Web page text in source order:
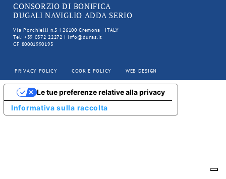
CONSORZIO DI BONIFICA
DUGALI NAVIGLIO ADDA SERIO
Via Ponchielli n.5 | 26100 Cremona - ITALY
Tel: +39 0372 22272 | info@dunas.it
CF 80001990193
PRIVACY POLICY COOKIE POLICY WEB DESIGN
Informativa sulla raccolta
Le tue preferenze relative alla privacy